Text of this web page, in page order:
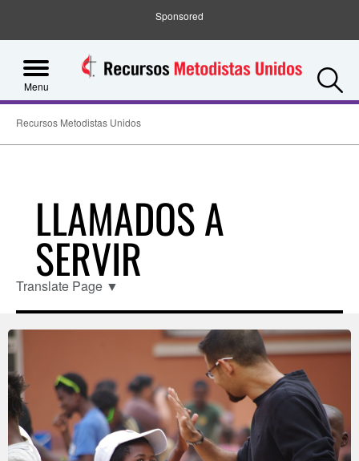
Sponsored
Menu
Recursos Metodistas Unidos
LLAMADOS A
SERVIR
Translate Page ▼